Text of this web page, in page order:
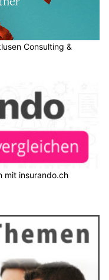
Consulting &
mit insurando.ch